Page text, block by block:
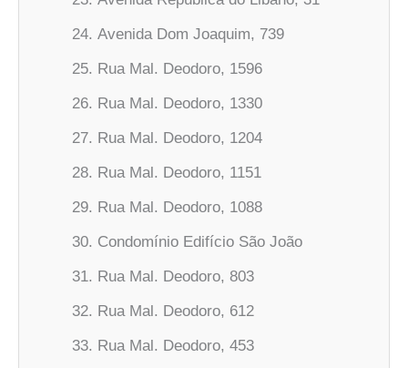
Avenida Dom Joaquim, 739
Rua Mal. Deodoro, 1596
Rua Mal. Deodoro, 1330
Rua Mal. Deodoro, 1204
Rua Mal. Deodoro, 1151
Rua Mal. Deodoro, 1088
Condomínio Edifício São João
Rua Mal. Deodoro, 803
Rua Mal. Deodoro, 612
Rua Mal. Deodoro, 453